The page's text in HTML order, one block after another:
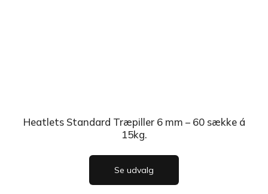
Heatlets Standard Træpiller 6 mm – 60 sække á
15kg.
Se udvalg